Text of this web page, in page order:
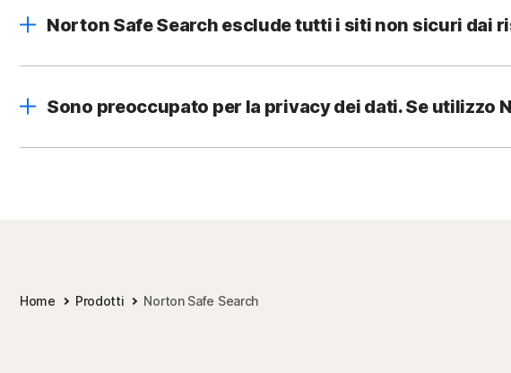
Norton Safe Search esclude tutti i siti non sicuri dai
Sono preoccupato per la privacy dei dati. Se
Home Prodotti Norton Safe Search